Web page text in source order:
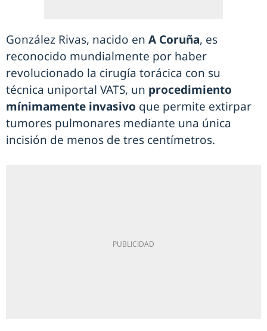
González Rivas, nacido en A Coruña, es
reconocido mundialmente por haber
revolucionado la cirugía torácica con su
técnica uniportal VATS, un procedimiento
mínimamente invasivo que permite extirpar
tumores pulmonares mediante una única
incisión de menos de tres centímetros.